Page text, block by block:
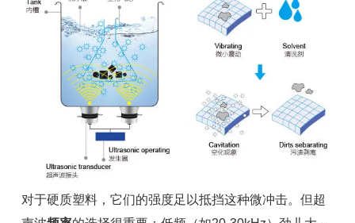
对于硬质塑料，它们的强度足以抵挡这种微冲击。但超